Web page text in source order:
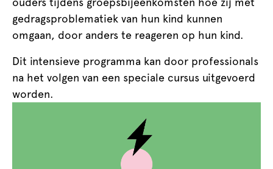
gedragsproblematiek van hun kind kunnen
omgaan, door anders te reageren op hun kind.
Dit intensieve programma kan door professionals
na het volgen van een speciale cursus uitgevoerd
worden.